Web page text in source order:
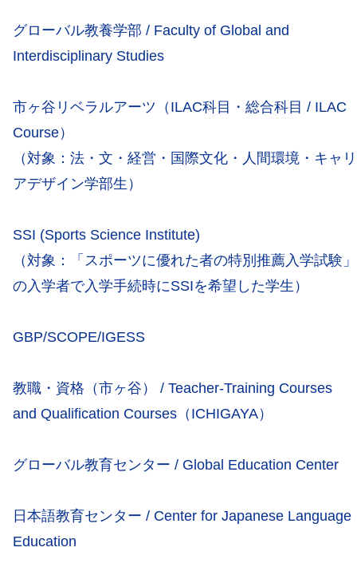
グローバル教養学部 / Faculty of Global and
Interdisciplinary Studies
市ヶ谷リベラルアーツ（ILAC科目・総合科目 / ILAC
Course）
（対象：法・文・経営・国際文化・人間環境・キャリ
アデザイン学部生）
SSI (Sports Science Institute)
（対象：「スポーツに優れた者の特別推薦入学試験」
の入学者で入学手続時にSSIを希望した学生）
GBP/SCOPE/IGESS
教職・資格（市ヶ谷） / Teacher-Training Courses
and Qualification Courses（ICHIGAYA）
グローバル教育センター / Global Education Center
日本語教育センター / Center for Japanese Language
Education